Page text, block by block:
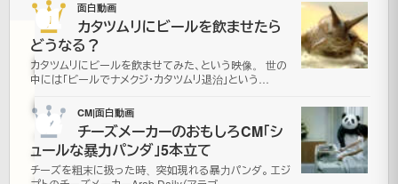
SELA
の
エ
01 面白動画
カタツムリにビールを飲ませたら
どうなる？
カタツムリにビールを飲ませてみた、という映像。 世の
中には「ビールでナメクジ・カタツムリ退治」という…
02 CM|面白動画
チーズメーカーのおもしろCM「シ
ュールな暴力パンダ」5本立て
チーズを粗末に扱った時、突如現れる暴力パンダ。 エジ